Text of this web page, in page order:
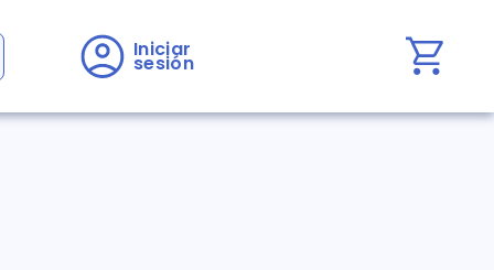
Iniciar
sesión